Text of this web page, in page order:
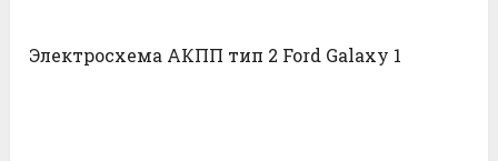
Электросхема АКПП тип 2 Ford Galaxy 1